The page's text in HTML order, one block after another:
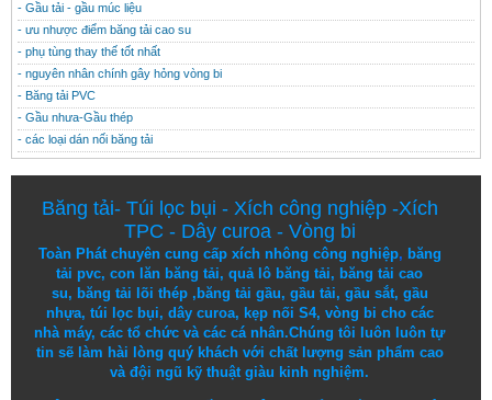
- Gầu tải - gầu múc liệu
- ưu nhược điểm băng tải cao su
- phụ tùng thay thế tốt nhất
- nguyên nhân chính gây hỏng vòng bi
- Băng tải PVC
- Gầu nhưa-Gầu thép
- các loại dán nối băng tải
Băng tải- Túi lọc bụi - Xích công nghiệp-Xích
TPC - Dây curoa- Vòng bi
Toàn Phát chuyên cung cấp xích nhông công nghiệp, băng
tải pvc,con lăn băng tải,quả lô băng tải, băng tải cao
su, băng tải lõi thép, băng tải gầu, gầu tải, gầu sắt, gầu
nhựa, túi lọc bụi, dây curoa, kẹp nối S4, vòng bi cho các
nhà máy, các tổ chức và các cá nhân.Chúng tôi luôn luôn tự
tin sẽ làm hài lòng quý khách với chất lượng sảnphẩm cao
vàđội ngũ kỹ thuậtgiàu kinh nghiệm.